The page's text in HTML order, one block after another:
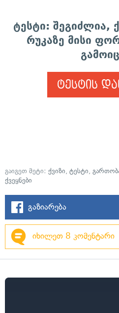
ტესტი: შეგიძლია,
რუკაზე მისი
ტესტის
გაიგეთ მეტი: ქვიზი, ტესტი,
ქვეყნები
გაზიარება
იხილეთ 8 კომენტარი